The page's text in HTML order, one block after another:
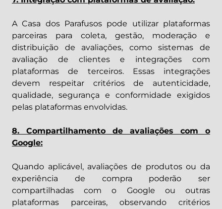
A Casa dos Parafusos pode utilizar plataformas
parceiras para coleta, gestão, moderação e
distribuição de avaliações, como sistemas de
avaliação de clientes e integrações com
plataformas de terceiros. Essas integrações
devem respeitar critérios de autenticidade,
qualidade, segurança e conformidade exigidos
pelas plataformas envolvidas.
8. Compartilhamento de avaliações com o
Google:
Quando aplicável, avaliações de produtos ou da
experiência de compra poderão ser
compartilhadas com o Google ou outras
plataformas parceiras, observando critérios